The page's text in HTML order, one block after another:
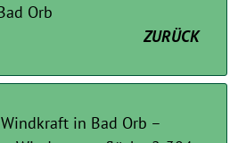
Orb
ZURÜCK
in Bad Orb –